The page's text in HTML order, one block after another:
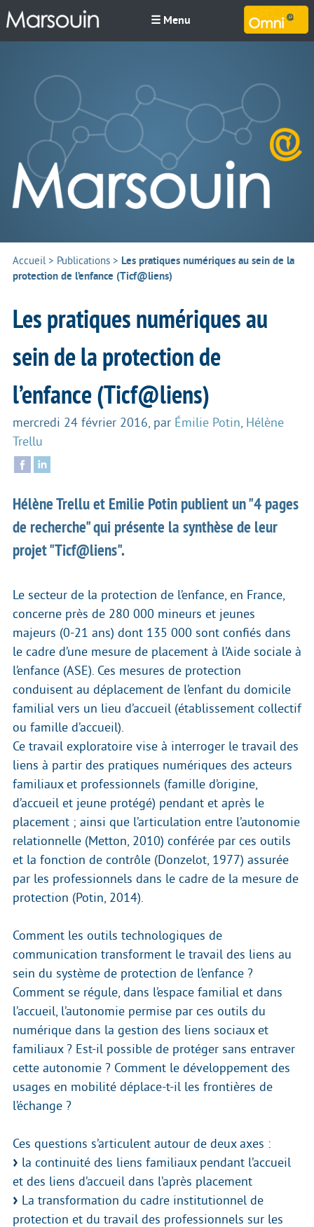
☰ Menu
Accueil> Publications > Les pratiques numériques au sein de la
protection de l’enfance (Ticf@liens)
Les pratiques numériques au
sein de la protection de
l’enfance (Ticf@liens)
mercredi 24 février 2016, par Émilie Potin, Hélène
Trellu
Hélène Trellu et Emilie Potin publient un "4 pages
de recherche" qui présente la synthèse de leur
projet "Ticf@liens".
Le secteur de la protection de l’enfance, en France,
concerne près de 280 000 mineurs et jeunes
majeurs (0-21 ans) dont 135 000 sont confiés dans
le cadre d’une mesure de placement à l’Aide sociale à
l’enfance (ASE). Ces mesures de protection
conduisent au déplacement de l’enfant du domicile
familial vers un lieu d’accueil (établissement collectif
ou famille d’accueil).
Ce travail exploratoire vise à interroger le travail des
liens à partir des pratiques numériques des acteurs
familiaux et professionnels (famille d’origine,
d’accueil et jeune protégé) pendant et après le
placement ; ainsi que l’articulation entre l’autonomie
relationnelle (Metton, 2010) conférée par ces outils
et la fonction de contrôle (Donzelot, 1977) assurée
par les professionnels dans le cadre de la mesure de
protection (Potin, 2014).
Comment les outils technologiques de
communication transforment le travail des liens au
sein du système de protection de l’enfance ?
Comment se régule, dans l’espace familial et dans
l’accueil, l’autonomie permise par ces outils du
numérique dans la gestion des liens sociaux et
familiaux ? Est-il possible de protéger sans entraver
cette autonomie ? Comment le développement des
usages en mobilité déplace-t-il les frontières de
l’échange ?
Ces questions s’articulent autour de deux axes :
la continuité des liens familiaux pendant l’accueil
et des liens d’accueil dans l’après placement
La transformation du cadre institutionnel de
protection et du travail des professionnels sur les